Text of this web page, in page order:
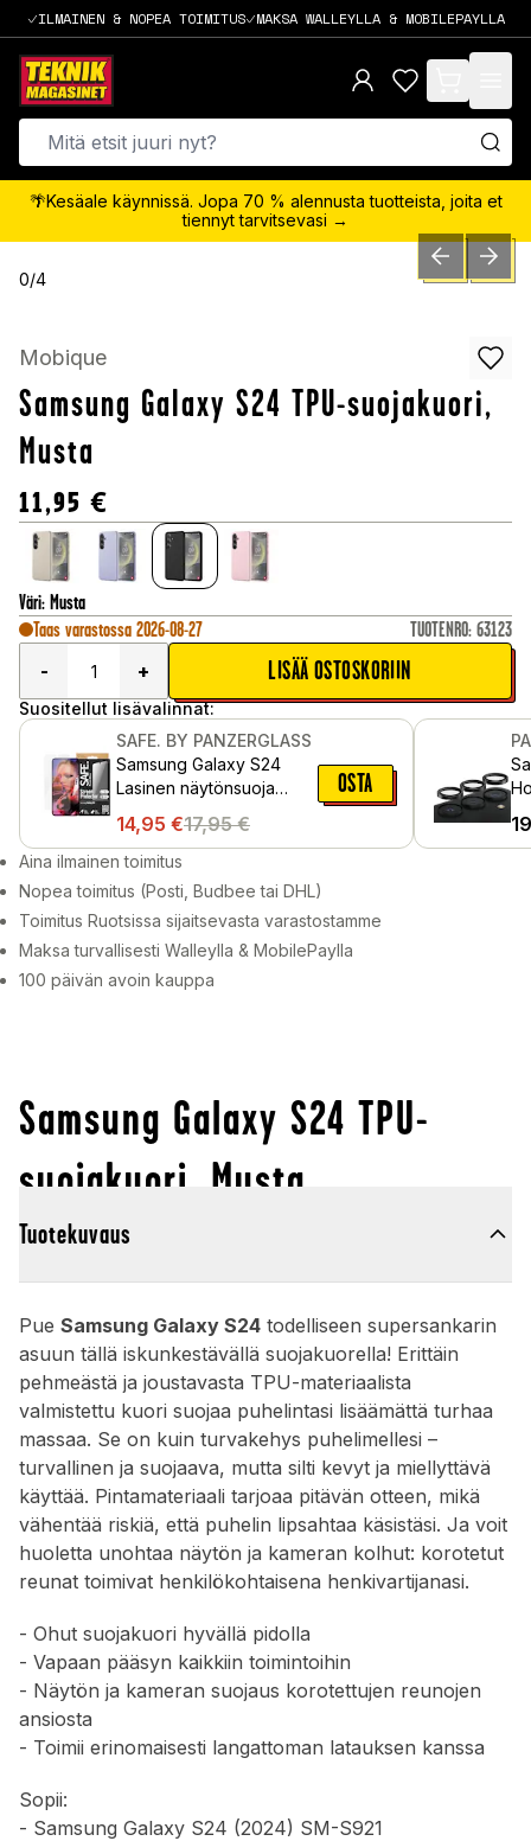
ILMAINEN & NOPEA TOIMITUS MAKSA WALLEYLLA & MOBILEPAYLLA
items in cart,
🌴Kesäale käynnissä. Jopa 70 % alennusta tuotteista, joita et
tiennyt tarvitsevasi →
0/4 PREVIOUSNEXT
Mobique
Samsung Galaxy S24 TPU-suojakuori,
Musta
11,95 €
Väri: Musta
Taas varastossa 2026-08-27
TUOTENRO: 63123
-
+ LISÄÄ OSTOSKORIIN
Suositellut lisävalinnat:
SAFE. BY PANZERGLASS
Samsung Galaxy S24
Lasinen näytönsuoja
Wide Fit
14,95 €17,95 €
OSTA
Aina ilmainen toimitus
Nopea toimitus (Posti, Budbee tai DHL)
Toimitus Ruotsissa sijaitsevasta varastostamme
Maksa turvallisesti Walleylla & MobilePaylla
100 päivän avoin kauppa
Samsung Galaxy S24 TPU-
suojakuori, Musta
Tuotekuvaus
Pue Samsung Galaxy S24 todelliseen supersankarin
asuun tällä iskunkestävällä suojakuorella! Erittäin
pehmeästä ja joustavasta TPU-materiaalista
valmistettu kuori suojaa puhelintasi lisäämättä turhaa
massaa. Se on kuin turvakehys puhelimellesi –
turvallinen ja suojaava, mutta silti kevyt ja miellyttävä
käyttää. Pintamateriaali tarjoaa pitävän otteen, mikä
vähentää riskiä, että puhelin lipsahtaa käsistäsi. Ja voit
huoletta unohtaa näytön ja kameran kolhut: korotetut
reunat toimivat henkilökohtaisena henkivartijanasi.
- Ohut suojakuori hyvällä pidolla
- Vapaan pääsyn kaikkiin toimintoihin
- Näytön ja kameran suojaus korotettujen reunojen
ansiosta
- Toimii erinomaisesti langattoman latauksen kanssa
Sopii:
- Samsung Galaxy S24 (2024) SM-S921